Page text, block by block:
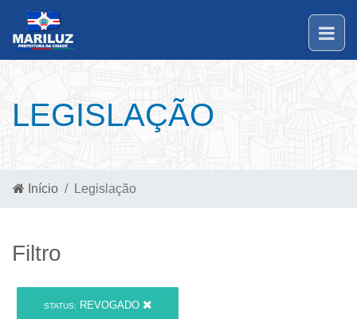
LEGISLAÇÃO
Início Legislação
Filtro
STATUS: REVOGADO